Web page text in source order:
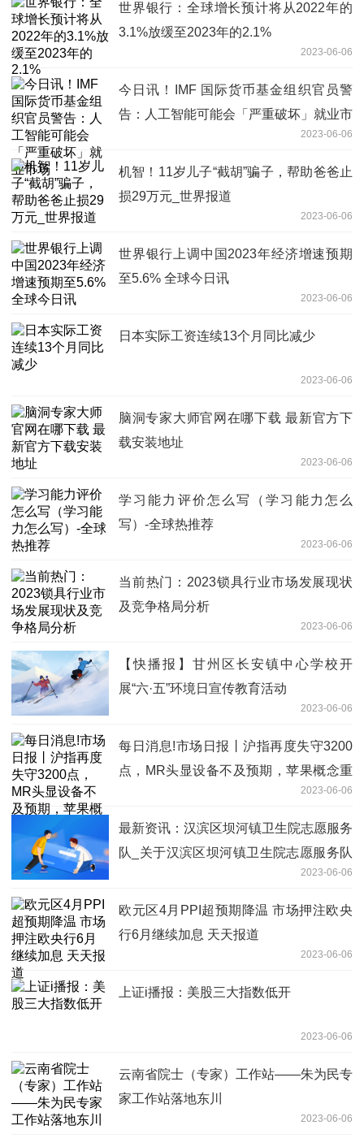
世界银行：全球增长预计将从2022年的
3.1%放缓至2023年的2.1%
2023-06-06
今日讯！IMF 国际货币基金组织官员警
告：人工智能可能会「严重破坏」就业市
2023-06-06
机智！11岁儿子“截胡”骗子，帮助爸爸止
损29万元_世界报道
2023-06-06
世界银行上调中国2023年经济增速预期
至5.6% 全球今日讯
2023-06-06
日本实际工资连续13个月同比减少
2023-06-06
脑洞专家大师官网在哪下载 最新官方下
载安装地址
2023-06-06
学习能力评价怎么写（学习能力怎么
写）-全球热推荐
2023-06-06
当前热门：2023锁具行业市场发展现状
及竞争格局分析
2023-06-06
【快播报】甘州区长安镇中心学校开
展“六·五”环境日宣传教育活动
2023-06-06
每日消息!市场日报丨沪指再度失守3200
点，MR头显设备不及预期，苹果概念重
挫！地产股逆势飘红，半导体、电力走低
2023-06-06
最新资讯：汉滨区坝河镇卫生院志愿服务
队_关于汉滨区坝河镇卫生院志愿服务队
2023-06-06
欧元区4月PPI超预期降温 市场押注欧央
行6月继续加息 天天报道
2023-06-06
上证i播报：美股三大指数低开
2023-06-06
云南省院士（专家）工作站——朱为民专
家工作站落地东川
2023-06-06